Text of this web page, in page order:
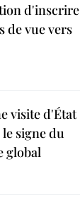
d'inscrire
de vue vers
visite d'État
signe du
global